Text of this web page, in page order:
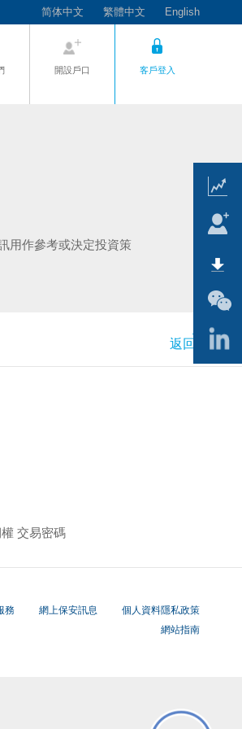
简体中文 繁體中文 English
開設戶口 客戶登入
用作參考或決定投資策
返回頂頁
交易密碼
務 網上保安訊息
個人資料隱私政策
網站指南